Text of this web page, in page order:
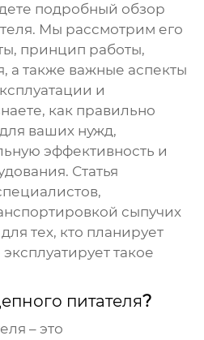
подробный обзор
. Мы рассмотрим его
принцип работы,
а также важные аспекты
и
как правильно
ваших нужд,
эффективность и
Статья
сыпучих
тех, кто планирует
такое
питателя?
– это